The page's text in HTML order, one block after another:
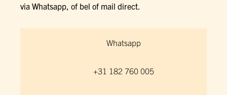
via Whatsapp, of bel of mail direct.
Whatsapp
+31 182 760 005